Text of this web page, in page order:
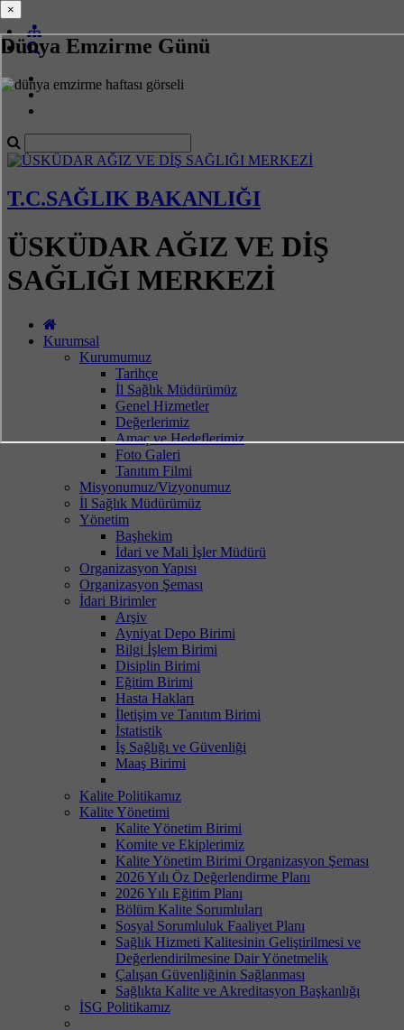
Dünya Emzirme Günü
T.C.SAĞLIK BAKANLIĞI
ÜSKÜDAR AĞIZ VE DİŞ
SAĞLIĞI MERKEZİ
Kurumsal
Kurumumuz
Tarihçe
İl Sağlık Müdürümüz
Genel Hizmetler
Değerlerimiz
Amaç ve Hedeflerimiz
Foto Galeri
Tanıtım Filmi
Misyonumuz/Vizyonumuz
İl Sağlık Müdürümüz
Yönetim
Başhekim
İdari ve Mali İşler Müdürü
Organizasyon Yapısı
Organizasyon Şeması
İdari Birimler
Arşiv
Ayniyat Depo Birimi
Bilgi İşlem Birimi
Disiplin Birimi
Eğitim Birimi
Hasta Hakları
İletişim ve Tanıtım Birimi
İstatistik
İş Sağlığı ve Güvenliği
Maaş Birimi
Kalite Politikamız
Kalite Yönetimi
Kalite Yönetim Birimi
Komite ve Ekiplerimiz
Kalite Yönetim Birimi Organizasyon Şeması
2026 Yılı Öz Değerlendirme Planı
2026 Yılı Eğitim Planı
Bölüm Kalite Sorumluları
Sosyal Sorumluluk Faaliyet Planı
Sağlık Hizmeti Kalitesinin Geliştirilmesi ve
Değerlendirilmesine Dair Yönetmelik
Çalışan Güvenliğinin Sağlanması
Sağlıkta Kalite ve Akreditasyon Başkanlığı
İSG Politikamız
×